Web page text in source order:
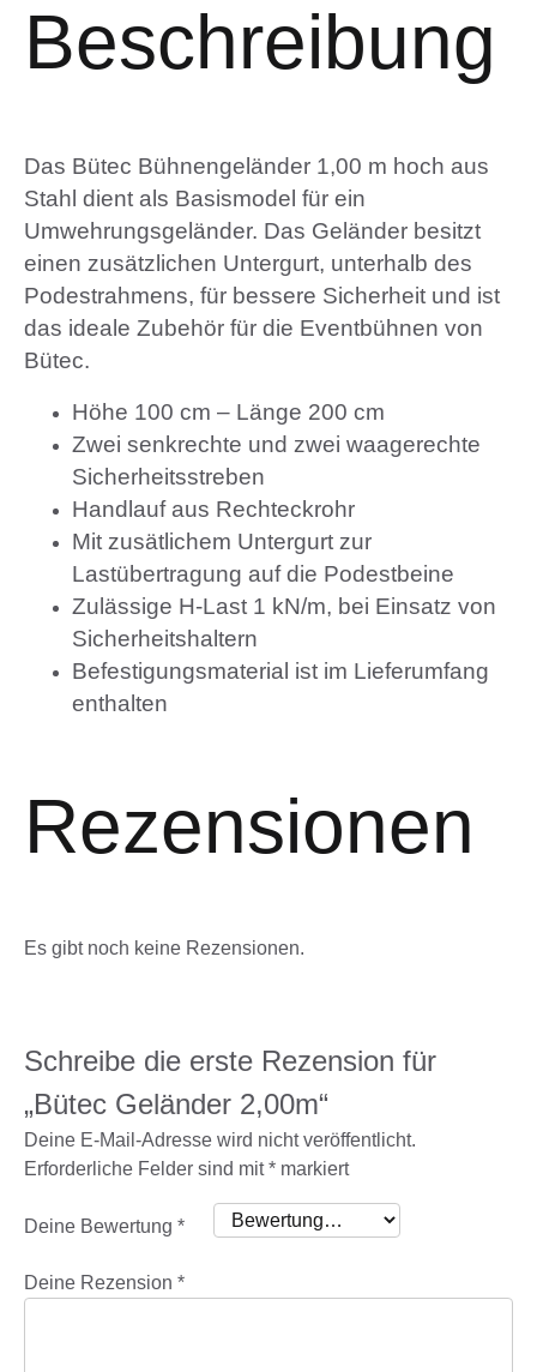
Beschreibung
Das Bütec Bühnengeländer 1,00 m hoch aus
Stahl dient als Basismodel für ein
Umwehrungsgeländer. Das Geländer besitzt
einen zusätzlichen Untergurt, unterhalb des
Podestrahmens, für bessere Sicherheit und ist
das ideale Zubehör für die Eventbühnen von
Bütec.
Höhe 100 cm – Länge 200 cm
Zwei senkrechte und zwei waagerechte
Sicherheitsstreben
Handlauf aus Rechteckrohr
Mit zusätlichem Untergurt zur
Lastübertragung auf die Podestbeine
Zulässige H-Last 1 kN/m, bei Einsatz von
Sicherheitshaltern
Befestigungsmaterial ist im Lieferumfang
enthalten
Rezensionen
Es gibt noch keine Rezensionen.
Schreibe die erste Rezension für
„Bütec Geländer 2,00m“
Deine E-Mail-Adresse wird nicht veröffentlicht.
Erforderliche Felder sind mit* markiert
Deine Bewertung *
Deine Rezension *